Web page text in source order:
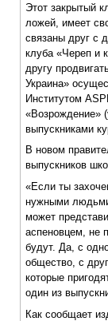
Этот закрытый
ложей, имеет
связаны друг с
клуба «Череп и
другу
Украина»
Институтом
«Возрождение»
выпускниками
В новом
выпускников
«Если ты
нужными
может
аспеновцем, не
будут. Да, с
общество, с
которые
один из
Как сообщает